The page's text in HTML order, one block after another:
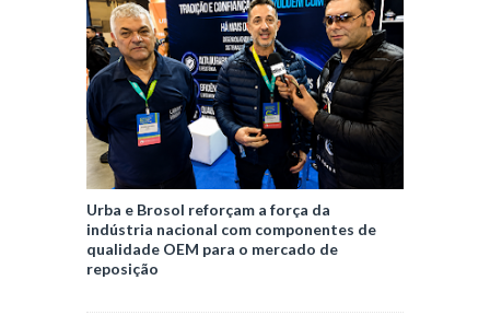
Urba e Brosol reforçam a força da
indústria nacional com componentes de
qualidade OEM para o mercado de
reposição